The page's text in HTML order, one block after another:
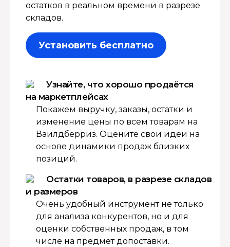
остатков в реальном времени в разрезе
складов.
Установить бесплатно
Узнайте, что хорошо продаётся
на маркетплейсах
Покажем выручку, заказы, остатки и
изменение цены по всем товарам на
Ваилдберриз. Оцените свои идеи на
основе динамики продаж близких
позиций.
Остатки товаров, в разрезе складов
и размеров
Очень удобный инструмент не только
для анализа конкурентов, но и для
оценки собственных продаж, в том
числе на предмет допоставки.